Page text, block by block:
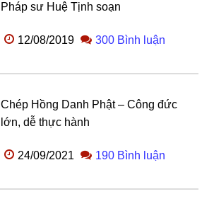
Pháp sư Huệ Tịnh soạn
12/08/2019 300 Bình luận
Chép Hồng Danh Phật – Công đức
lớn, dễ thực hành
24/09/2021 190 Bình luận